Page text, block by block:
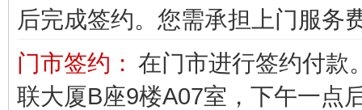
后完成签约。您需承担上门服务
门市签约： 在门市进行签约付款
联大厦B座9楼A07室，下午一点